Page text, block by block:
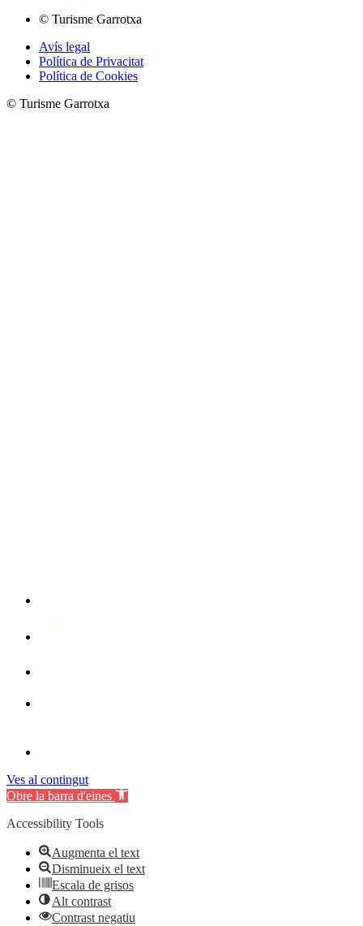
© Turisme Garrotxa
Avís legal
Política de Privacitat
Política de Cookies
© Turisme Garrotxa
Ves al contingut
Obre la barra d'eines
Accessibility Tools
Augmenta el text
Disminueix el text
Escala de grisos
Alt contrast
Contrast negatiu